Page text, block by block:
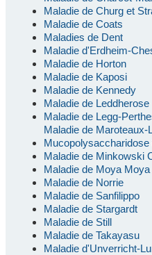
Maladie de Churg et
Maladie de Coats
Maladies de Dent
Maladie d'Erdheim-
Maladie de Horton
Maladie de Kaposi
Maladie de Kennedy
Maladie de Leddherose
Maladie de Legg-
Maladie de Maroteaux-
Mucopolysaccharidose
Maladie de Minkowski
Maladie de Moya Moya
Maladie de Norrie
Maladie de Sanfilippo
Maladie de Stargardt
Maladie de Still
Maladie de Takayasu
Maladie d'Unverricht-